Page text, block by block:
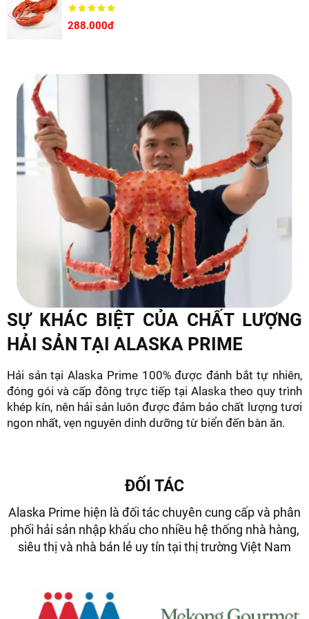
Đặt mua ngay Tôm hùm Alaska nguyên con size lớn hơn
1 kg tại Alaska Prime để nhận ưu đãi hấp dẫn!
Alaska Prime cam kết cung cấp sản phẩm tôm hùm
Alaska nguyên con size lớn hơn 1 kg chất lượng cao, có
nguồn gốc xuất xứ rõ ràng.
288.000đ
SỰ KHÁC BIỆT CỦA CHẤT LƯỢNG
HẢI SẢN TẠI ALASKA PRIME
Hải sản tại Alaska Prime 100% được đánh bắt tự nhiên,
đóng gói và cấp đông trực tiếp tại Alaska theo quy trình
khép kín, nên hải sản luôn được đảm bảo chất lượng tươi
ngon nhất, vẹn nguyên dinh dưỡng từ biển đến bàn ăn.
ĐỐI TÁC
Alaska Prime hiện là đối tác chuyên cung cấp và phân
phối hải sản nhập khẩu cho nhiều hệ thống nhà hàng,
siêu thị và nhà bán lẻ uy tín tại thị trường Việt Nam